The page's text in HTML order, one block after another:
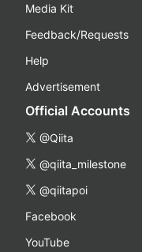
Media Kit
Feedback/Requests
Help
Advertisement
Official Accounts
@Qiita
@qiita_milestone
@qiitapoi
Facebook
YouTube